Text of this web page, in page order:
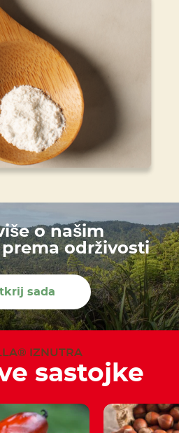
o našim
održivosti
sada
IZNUTRA
sastojke